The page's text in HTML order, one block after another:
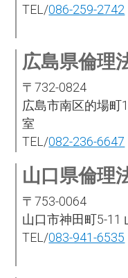
TEL/086-259-2742
広島県倫理
〒732-0824
広島市南区的場町
室
TEL/082-236-6647
山口県倫理
〒753-0064
山口市神田町5-11
TEL/083-941-6535